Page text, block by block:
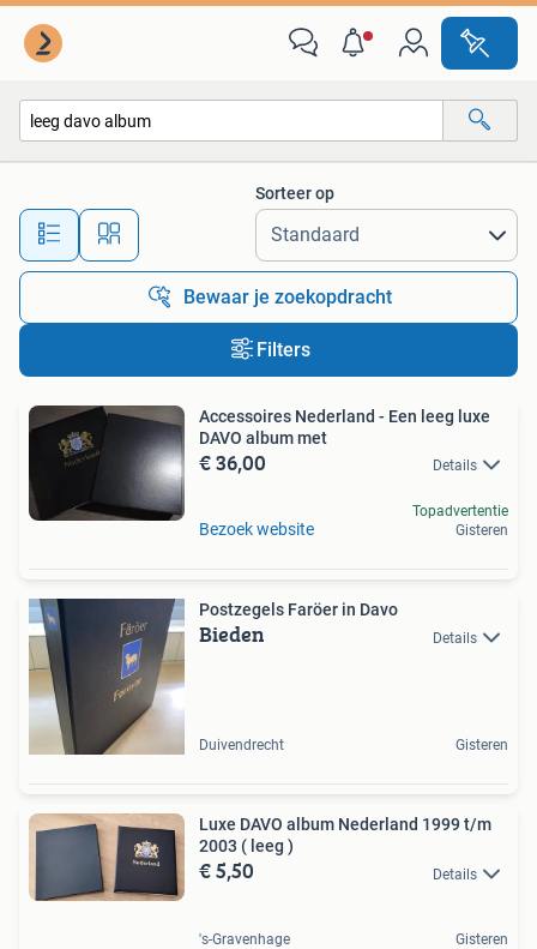
Alle afstanden…
Sorteer op
Bewaar je zoekopdracht
Filters
Accessoires Nederland - Een leeg luxe
DAVO album met
€ 36,00 Details
Bezoek website
Topadvertentie
Gisteren
Postzegels Faröer in Davo
Bieden Details
Duivendrecht Gisteren
Luxe DAVO album Nederland 1999 t/m
2003 ( leeg )
€ 5,50 Details
's-Gravenhage Gisteren